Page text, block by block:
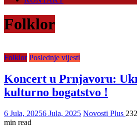
Folklor
Folklor Poslednje vijesti
Koncert u Prnjavoru:
kulturno bogatstvo !
6 Jula, 20256 Jula, 2025 Novosti Plus
min read